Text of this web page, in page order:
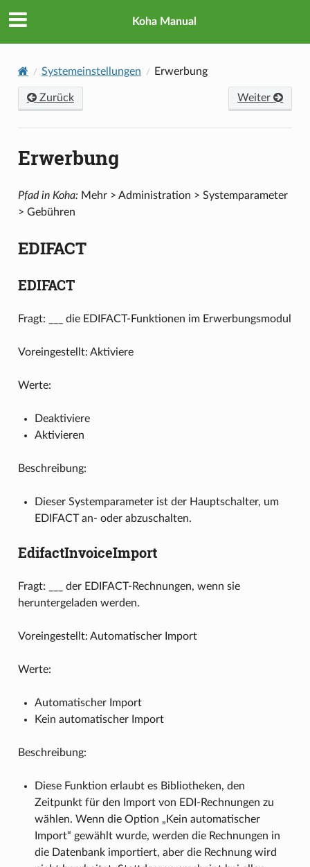
Koha Manual
Systemeinstellungen Erwerbung
Zurück Weiter
Erwerbung
Pfad in Koha:Mehr > Administration > Systemparameter
> Gebühren
EDIFACT
EDIFACT
Fragt: ___ die EDIFACT-Funktionen im Erwerbungsmodul
Voreingestellt: Aktiviere
Werte:
Deaktiviere
Aktivieren
Beschreibung:
Dieser Systemparameter ist der Hauptschalter, um
EDIFACT an- oder abzuschalten.
EdifactInvoiceImport
Fragt: ___ der EDIFACT-Rechnungen, wenn sie
heruntergeladen werden.
Voreingestellt: Automatischer Import
Werte:
Automatischer Import
Kein automatischer Import
Beschreibung:
Diese Funktion erlaubt es Bibliotheken, den
Zeitpunkt für den Import von EDI-Rechnungen zu
wählen. Wenn die Option „Kein automatischer
Import“ gewählt wurde, werden die Rechnungen in
die Datenbank importiert, aber die Rechnung wird